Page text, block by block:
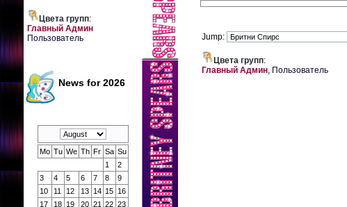
Цвета групп:
Главный Админ
Пользователь
News for 2026
Mo Tu We Th Fr Sa Su
1
2
3
4 5 6 7 8
9
10
11 12 13 14 15
16
17
18 19 20 21 22 23
Jump:
Цвета групп:
Главный Админ, Пользователь